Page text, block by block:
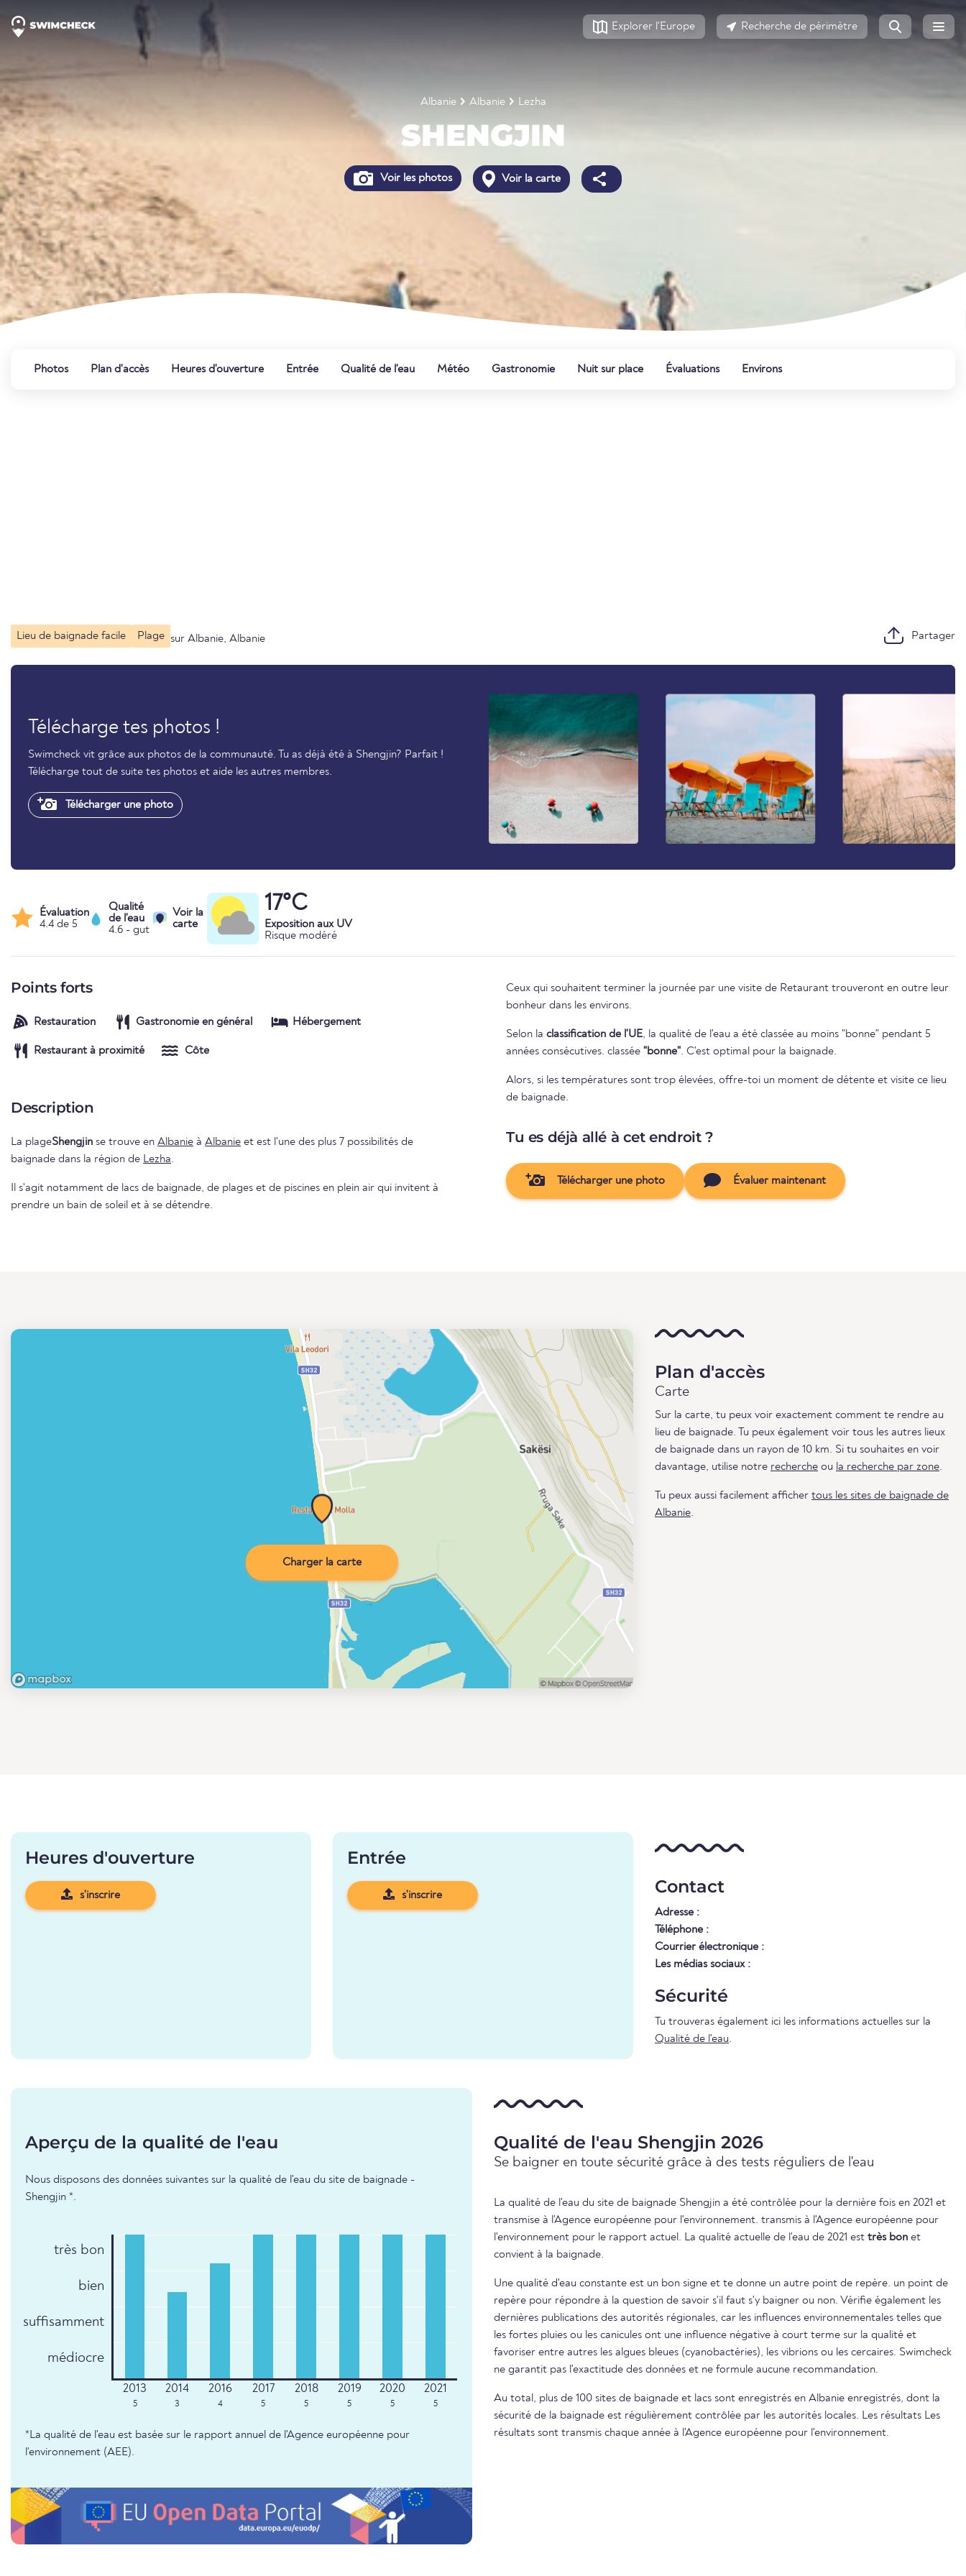
Explorer l'Europe Recherche de périmètre
Albanie Albanie Lezha
SHENGJIN
Voir les photos Voir la carte
Photos Plan d'accès Heures d'ouverture Entrée Qualité de l'eau Météo Gastronomie Nuit sur place Évaluations Environs
Lieu de baignade facile Plage sur Albanie, Albanie Partager
Télécharge tes photos !
Swimcheck vit grâce aux photos de la communauté. Tu as déjà été à Shengjin? Parfait !
Télécharge tout de suite tes photos et aide les autres membres.
Télécharger une photo
Évaluation
4.4 de 5
Qualité
de l'eau
4.6 - gut
Voir la
carte
17°C
Exposition aux UV
Risque modéré
Points forts
Restauration Gastronomie en général Hébergement
Restaurant à proximité Côte
Description
La plageShengjin se trouve en Albanie à Albanie et est l'une des plus 7 possibilités de
baignade dans la région de Lezha.
Il s'agit notamment de lacs de baignade, de plages et de piscines en plein air qui invitent à
prendre un bain de soleil et à se détendre.
Ceux qui souhaitent terminer la journée par une visite de Retaurant trouveront en outre leur
bonheur dans les environs.
Selon la classification de l'UE, la qualité de l'eau a été classée au moins "bonne" pendant 5
années consécutives. classée "bonne". C'est optimal pour la baignade.
Alors, si les températures sont trop élevées, offre-toi un moment de détente et visite ce lieu
de baignade.
Tu es déjà allé à cet endroit ?
Télécharger une photo Évaluer maintenant
Charger la carte
Plan d'accès
Carte
Sur la carte, tu peux voir exactement comment te rendre au
lieu de baignade. Tu peux également voir tous les autres lieux
de baignade dans un rayon de 10 km. Si tu souhaites en voir
davantage, utilise notre recherche ou la recherche par zone.
Tu peux aussi facilement afficher tous les sites de baignade de
Albanie.
Heures d'ouverture
s'inscrire
Entrée
s'inscrire Contact
Adresse :
Téléphone :
Courrier électronique :
Les médias sociaux :
Sécurité
Tu trouveras également ici les informations actuelles sur la
Qualité de l'eau.
Aperçu de la qualité de l'eau
Nous disposons des données suivantes sur la qualité de l'eau du site de baignade -
Shengjin *.
très bon
bien
suffisamment
médiocre
5 3 4 5 5 5 5 5
*La qualité de l'eau est basée sur le rapport annuel de l'Agence européenne pour
l'environnement (AEE).
Qualité de l'eau Shengjin 2026
Se baigner en toute sécurité grâce à des tests réguliers de l'eau
La qualité de l'eau du site de baignade Shengjin a été contrôlée pour la dernière fois en 2021 et
transmise à l'Agence européenne pour l'environnement. transmis à l'Agence européenne pour
l'environnement pour le rapport actuel. La qualité actuelle de l'eau de 2021 est très bon et
convient à la baignade.
Une qualité d'eau constante est un bon signe et te donne un autre point de repère. un point de
repère pour répondre à la question de savoir s'il faut s'y baigner ou non. Vérifie également les
dernières publications des autorités régionales, car les influences environnementales telles que
les fortes pluies ou les canicules ont une influence négative à court terme sur la qualité et
favoriser entre autres les algues bleues (cyanobactéries), les vibrions ou les cercaires. Swimcheck
ne garantit pas l'exactitude des données et ne formule aucune recommandation.
Au total, plus de 100 sites de baignade et lacs sont enregistrés en Albanie enregistrés, dont la
sécurité de la baignade est régulièrement contrôlée par les autorités locales. Les résultats Les
résultats sont transmis chaque année à l'Agence européenne pour l'environnement.